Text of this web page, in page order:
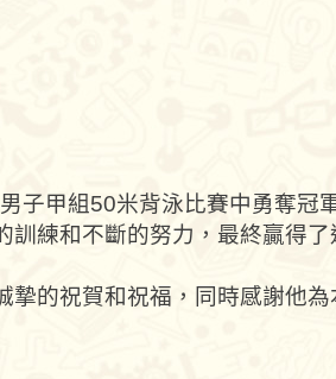
子甲組50米背泳比賽中勇奪冠
練和不斷的努力，最終贏得了
摯的祝賀和祝福，同時感謝他為